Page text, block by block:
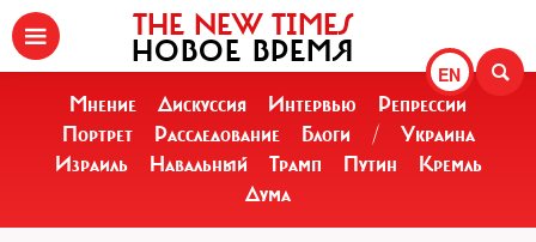
EN
THE NEW TIMES
НОВОЕ ВРЕМЯ
Мнение Дискуссия Интервью
Репрессии
Портрет
Расследование Блоги /
Украина
Израиль
Навальный Трамп Путин
Кремль
Дума